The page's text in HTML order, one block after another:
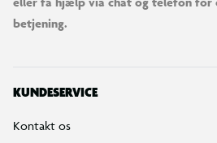
betjening.
KUNDESERVICE
Kontakt os